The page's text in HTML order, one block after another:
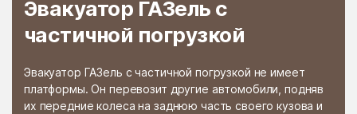
Эвакуатор ГАЗель с
частичной погрузкой
Эвакуатор ГАЗель с частичной погрузкой не имеет
платформы. Он перевозит другие автомобили, подняв
их передние колеса на заднюю часть своего кузова и
Реутово Речицы
Решетниково Решоткино
Ржавки Рогачёво
Роговское Поселение Родники